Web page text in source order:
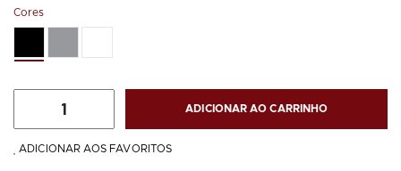
Cores
ADICIONAR AO CARRINHO
ADICIONAR AOS FAVORITOS